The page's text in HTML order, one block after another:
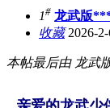
1# 龙武版
收藏2026-2-
本帖最后由 龙武